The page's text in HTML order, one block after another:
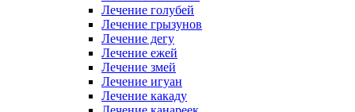
Лечение голубей
Лечение грызунов
Лечение дегу
Лечение ежей
Лечение змей
Лечение игуан
Лечение какаду